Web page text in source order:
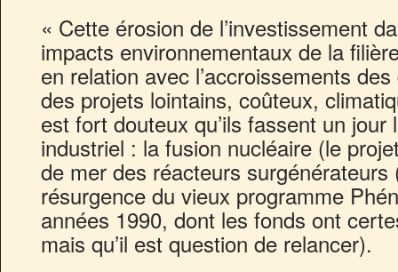
« Cette érosion de l’investissement
impacts environnementaux de la
en relation avec l’accroissements
des projets lointains, coûteux,
est fort douteux qu’ils fassent un jour
industriel : la fusion nucléaire (le
de mer des réacteurs
résurgence du vieux programme
années 1990, dont les fonds ont
mais qu’il est question de relancer).